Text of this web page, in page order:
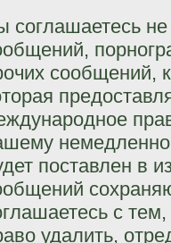
соглашаетесь
сообщений,
поставлен в
с
удалить,